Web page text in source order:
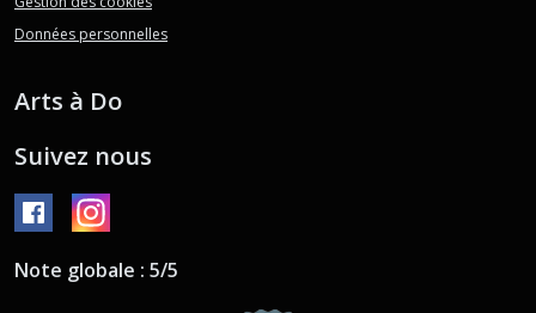
Données personnelles
Arts à Do
Suivez nous
Note globale : 5/5